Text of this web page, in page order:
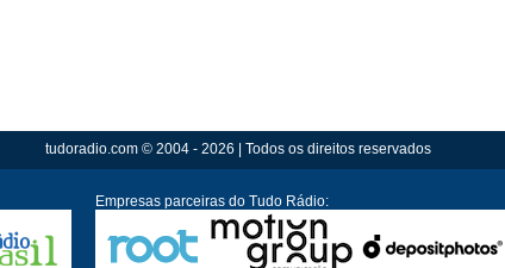
tudoradio.com © 2004 - 2026 | Todos os direitos reservados
Empresas parceiras do Tudo Rádio: